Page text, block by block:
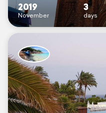
2019
November
3
days